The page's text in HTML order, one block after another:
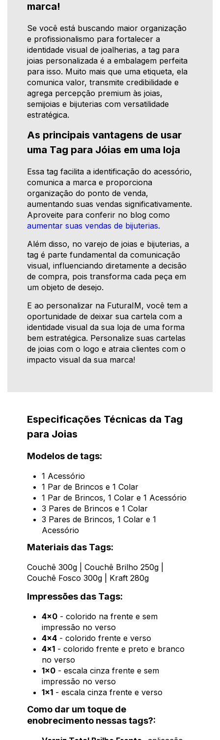
marca!
Se você está buscando maior organização
e profissionalismo para fortalecer a
identidade visual de joalherias, a tag para
joias personalizada é a embalagem perfeita
para isso. Muito mais que uma etiqueta, ela
comunica valor, transmite credibilidade e
agrega percepção premium às joias,
semijoias e bijuterias com versatilidade
estratégica.
As principais vantagens de usar
uma Tag para Jóias em uma loja
Essa tag facilita a identificação do acessório,
comunica a marca e proporciona
organização do ponto de venda,
aumentando suas vendas significativamente.
Aproveite para conferir no blog como
aumentar suas vendas de bijuterias.
Além disso, no varejo de joias e bijuterias, a
tag é parte fundamental da comunicação
visual, influenciando diretamente a decisão
de compra, pois transforma cada peça em
um objeto de desejo.
E ao personalizar na FuturaIM, você tem a
oportunidade de deixar sua cartela com a
identidade visual da sua loja de uma forma
bem estratégica. Personalize suas cartelas
de joias com o logo e atraia clientes com o
impacto visual da sua marca!
Especificações Técnicas da Tag
para Joias
Modelos de tags:
1 Acessório
1 Par de Brincos e 1 Colar
1 Par de Brincos, 1 Colar e 1 Acessório
3 Pares de Brincos e 1 Colar
3 Pares de Brincos, 1 Colar e 1
Acessório
Materiais das Tags:
Couchê 300g | Couchê Brilho 250g |
Couchê Fosco 300g | Kraft 280g
Impressões das Tags:
4x0 - colorido na frente e sem
impressão no verso
4x4 - colorido frente e verso
4x1 - colorido frente e preto e branco
no verso
1x0 - escala cinza frente e sem
impressão no verso
1x1 - escala cinza frente e verso
Como dar um toque de
enobrecimento nessas tags?: